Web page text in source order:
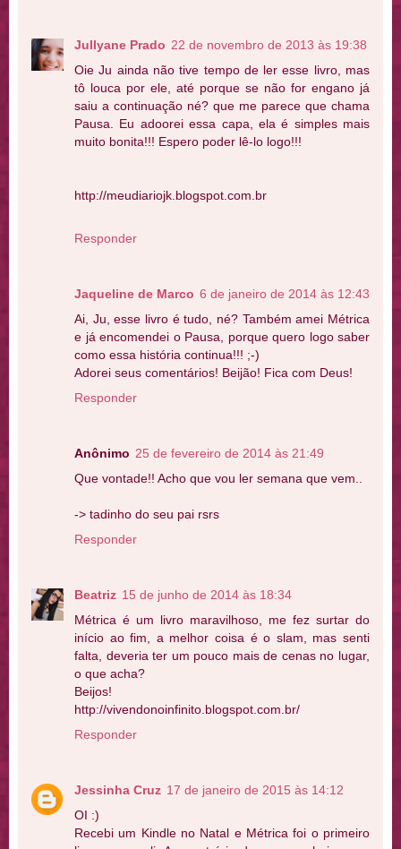
Jullyane Prado 22 de novembro de 2013 às 19:38
Oie Ju ainda não tive tempo de ler esse livro, mas
tô louca por ele, até porque se não for engano já
saiu a continuação né? que me parece que chama
Pausa. Eu adoorei essa capa, ela é simples mais
muito bonita!!! Espero poder lê-lo logo!!!
http://meudiariojk.blogspot.com.br
Responder
Jaqueline de Marco 6 de janeiro de 2014 às 12:43
Ai, Ju, esse livro é tudo, né? Também amei Métrica
e já encomendei o Pausa, porque quero logo saber
como essa história continua!!! ;-)
Adorei seus comentários! Beijão! Fica com Deus!
Responder
Anônimo 25 de fevereiro de 2014 às 21:49
Que vontade!! Acho que vou ler semana que vem..
-> tadinho do seu pai rsrs
Responder
Beatriz 15 de junho de 2014 às 18:34
Métrica é um livro maravilhoso, me fez surtar do
início ao fim, a melhor coisa é o slam, mas senti
falta, deveria ter um pouco mais de cenas no lugar,
o que acha?
Beijos!
http://vivendonoinfinito.blogspot.com.br/
Responder
Jessinha Cruz 17 de janeiro de 2015 às 14:12
OI :)
Recebi um Kindle no Natal e Métrica foi o primeiro